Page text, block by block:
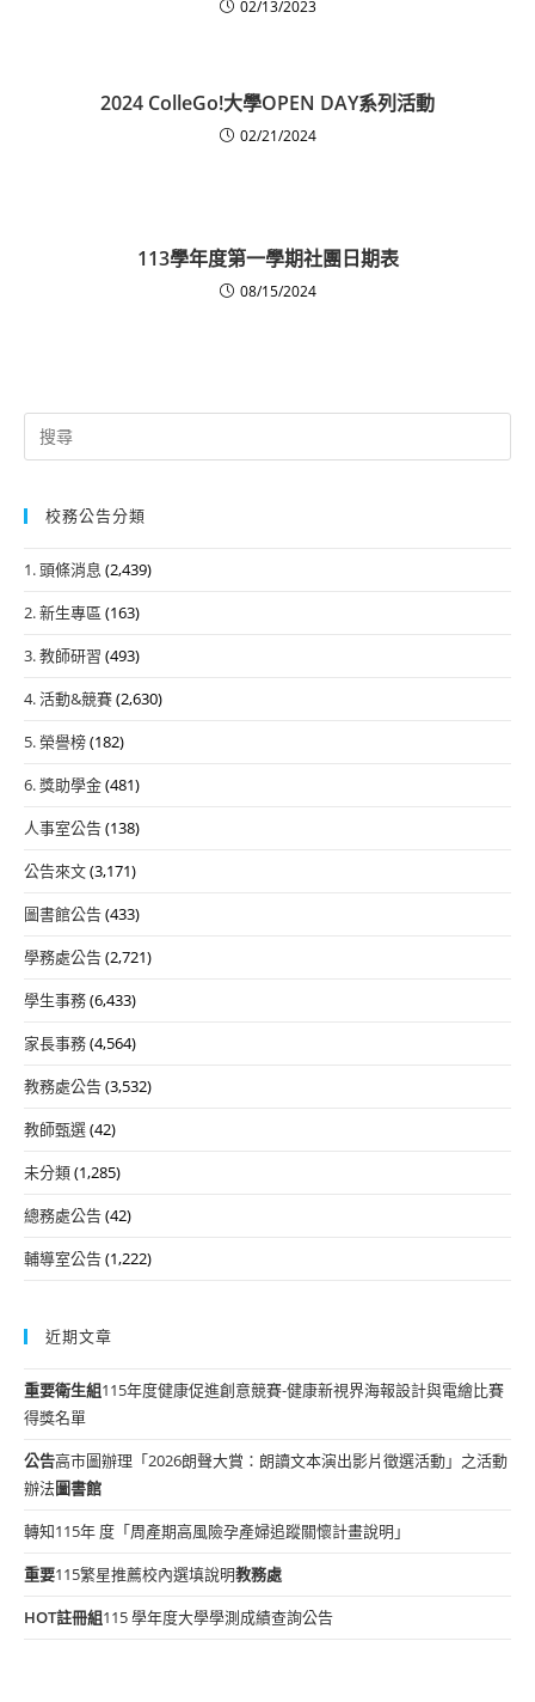
02/13/2023
2024 ColleGo!大學OPEN DAY系列活動
02/21/2024
113學年度第一學期社團日期表
08/15/2024
Search
for:
校務公告分類
1. 頭條消息 (2,439)
2. 新生專區 (163)
3. 教師研習 (493)
4. 活動&競賽(2,630)
5. 榮譽榜(182)
6. 獎助學金(481)
人事室公告(138)
公告來文(3,171)
圖書館公告(433)
學務處公告(2,721)
學生事務(6,433)
家長事務(4,564)
教務處公告(3,532)
教師甄選(42)
未分類(1,285)
總務處公告(42)
輔導室公告(1,222)
近期文章
重要衛生組115年度健康促進創意競賽-健康新視界海報設計與電繪比賽
得獎名單
公告高市圖辦理「2026朗聲大賞：朗讀文本演出影片徵選活動」之活動
辦法圖書館
轉知115年 度「周產期高風險孕產婦追蹤關懷計畫說明」
重要115繁星推薦校內選填說明教務處
HOT註冊組115 學年度大學學測成績查詢公告